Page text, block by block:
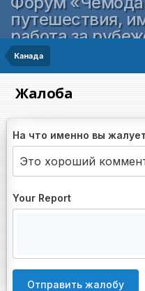
путешествия,
работа за
Канада
Жалоба
На что именно вы
Your Report
Отправить жалобу